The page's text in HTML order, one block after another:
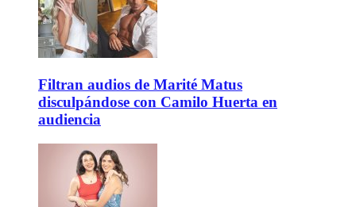
Filtran audios de Marité Matus
disculpándose con Camilo Huerta en
audiencia